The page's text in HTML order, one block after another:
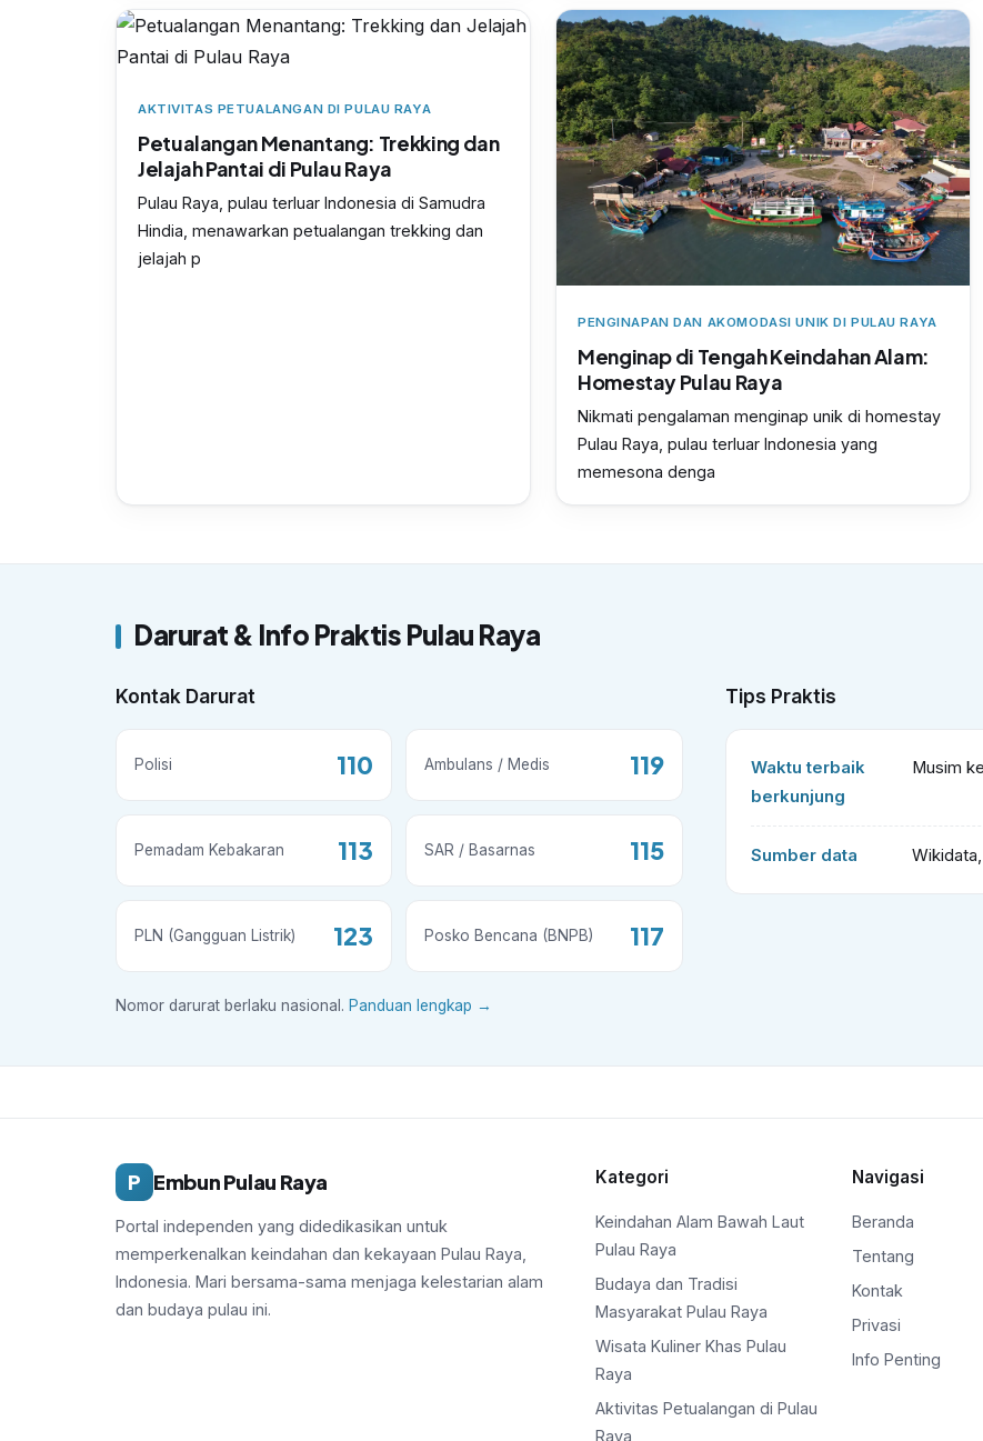
AKTIVITAS PETUALANGAN DI PULAU RAYA
Petualangan Menantang: Trekking dan
Jelajah Pantai di Pulau Raya
Pulau Raya, pulau terluar Indonesia di Samudra
Hindia, menawarkan petualangan trekking dan
jelajah p
PENGINAPAN DAN AKOMODASI UNIK DI PULAU RAYA
Menginap di Tengah Keindahan Alam:
Homestay Pulau Raya
Nikmati pengalaman menginap unik di homestay
Pulau Raya, pulau terluar Indonesia yang
memesona denga
Darurat & Info Praktis Pulau Raya
Kontak Darurat
Polisi 110 Ambulans / Medis 119
Pemadam Kebakaran 113 SAR / Basarnas 115
PLN (Gangguan Listrik) 123 Posko Bencana (BNPB) 117
Tips Praktis
Waktu terbaik
berkunjung
Musim
Sumber data
Nomor darurat berlaku nasional. Panduan lengkap →
P Embun Pulau Raya
Portal independen yang didedikasikan untuk
memperkenalkan keindahan dan kekayaan Pulau Raya,
Indonesia. Mari bersama-sama menjaga kelestarian alam
dan budaya pulau ini.
Kategori
Keindahan Alam Bawah Laut
Pulau Raya
Budaya dan Tradisi
Masyarakat Pulau Raya
Wisata Kuliner Khas Pulau
Raya
Aktivitas Petualangan di Pulau
Raya
Navigasi
Beranda
Tentang
Kontak
Privasi
Info Penting